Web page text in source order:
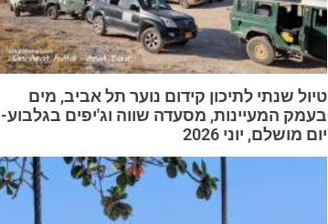
טיול שנתי לתיכון קידום נוער תל אביב, מים
בעמק המעיינות, מסעדה שווה וג'יפים בגלבוע-
יום מושלם, יוני 2026